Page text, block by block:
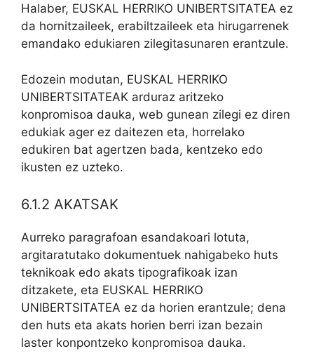
Halaber, EUSKAL HERRIKO UNIBERTSITATEA ez
da hornitzaileek, erabiltzaileek eta hirugarrenek
emandako edukiaren zilegitasunaren erantzule.
Edozein modutan, EUSKAL HERRIKO
UNIBERTSITATEAK arduraz aritzeko
konpromisoa dauka, web gunean zilegi ez diren
edukiak ager ez daitezen eta, horrelako
edukiren bat agertzen bada, kentzeko edo
ikusten ez uzteko.
6.1.2 AKATSAK
Aurreko paragrafoan esandakoari lotuta,
argitaratutako dokumentuek nahigabeko huts
teknikoak edo akats tipografikoak izan
ditzakete, eta EUSKAL HERRIKO
UNIBERTSITATEA ez da horien erantzule; dena
den huts eta akats horien berri izan bezain
laster konpontzeko konpromisoa dauka.